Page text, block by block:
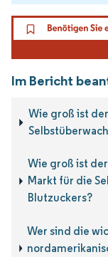
Im Bericht
Wie groß ist
Wie groß ist
Markt für die
Blutzuckers?
Wer sind die